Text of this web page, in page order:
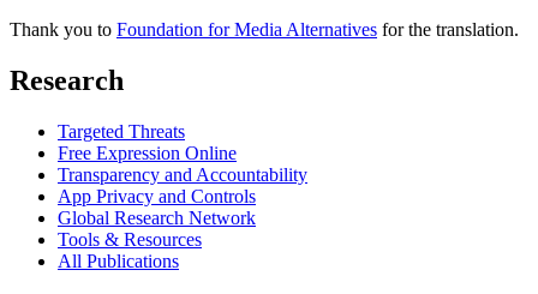
Thank you to Foundation for Media Alternatives for the translation.
Research
Targeted Threats
Free Expression Online
Transparency and Accountability
App Privacy and Controls
Global Research Network
Tools & Resources
All Publications